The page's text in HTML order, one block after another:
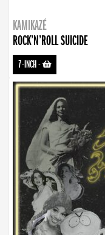
KAMIKAZÉ
ROCK’N’ROLL SUICIDE
7-INCH-